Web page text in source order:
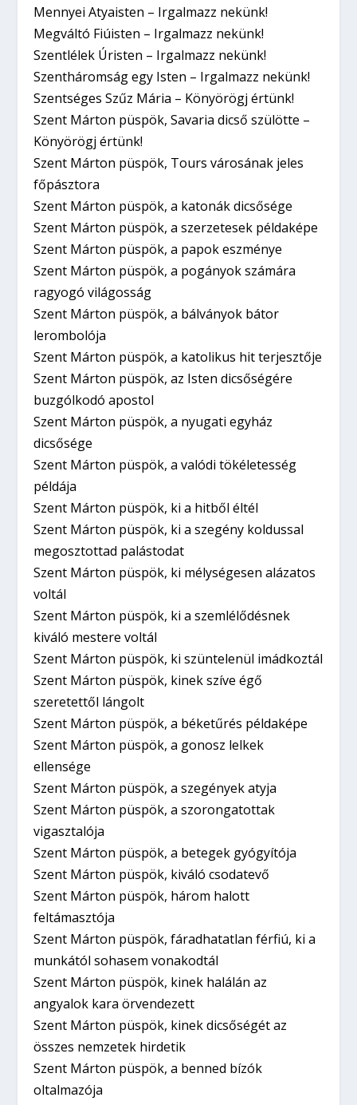
Mennyei Atyaisten – Irgalmazz nekünk!
Megváltó Fiúisten – Irgalmazz nekünk!
Szentlélek Úristen – Irgalmazz nekünk!
Szentháromság egy Isten – Irgalmazz nekünk!
Szentséges Szűz Mária – Könyörögj értünk!
Szent Márton püspök, Savaria dicső szülötte –
Könyörögj értünk!
Szent Márton püspök, Tours városának jeles
főpásztora
Szent Márton püspök, a katonák dicsősége
Szent Márton püspök, a szerzetesek példaképe
Szent Márton püspök, a papok eszménye
Szent Márton püspök, a pogányok számára
ragyogó világosság
Szent Márton püspök, a bálványok bátor
lerombolója
Szent Márton püspök, a katolikus hit terjesztője
Szent Márton püspök, az Isten dicsőségére
buzgólkodó apostol
Szent Márton püspök, a nyugati egyház
dicsősége
Szent Márton püspök, a valódi tökéletesség
példája
Szent Márton püspök, ki a hitből éltél
Szent Márton püspök, ki a szegény koldussal
megosztottad palástodat
Szent Márton püspök, ki mélységesen alázatos
voltál
Szent Márton püspök, ki a szemlélődésnek
kiváló mestere voltál
Szent Márton püspök, ki szüntelenül imádkoztál
Szent Márton püspök, kinek szíve égő
szeretettől lángolt
Szent Márton püspök, a béketűrés példaképe
Szent Márton püspök, a gonosz lelkek
ellensége
Szent Márton püspök, a szegények atyja
Szent Márton püspök, a szorongatottak
vigasztalója
Szent Márton püspök, a betegek gyógyítója
Szent Márton püspök, kiváló csodatevő
Szent Márton püspök, három halott
feltámasztója
Szent Márton püspök, fáradhatatlan férfiú, ki a
munkától sohasem vonakodtál
Szent Márton püspök, kinek halálán az
angyalok kara örvendezett
Szent Márton püspök, kinek dicsőségét az
összes nemzetek hirdetik
Szent Márton püspök, a benned bízók
oltalmazója